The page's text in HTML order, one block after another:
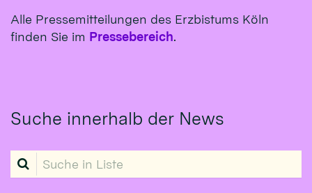
Alle Pressemitteilungen des Erzbistums Köln
finden Sie im Pressebereich.
Suche innerhalb der News
Suche in Liste